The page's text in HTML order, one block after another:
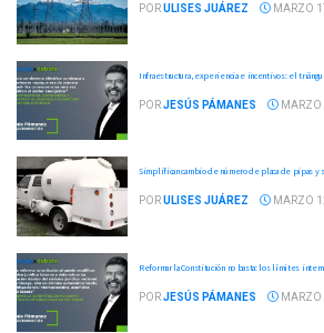
PORULISES JUÁREZ MARZO
Infraestructura, experiencia e incentivos: el
PORJESÚS PÁMANES
Simplifican cambio de número de placa de pipas y
PORULISES JUÁREZ MARZO
Reformar la Constitución no basta: los límites
PORJESÚS PÁMANES